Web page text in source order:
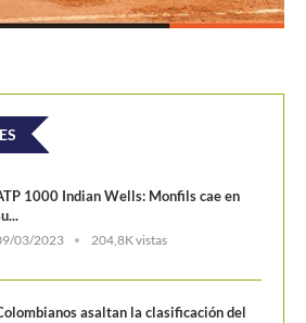
1000 Indian Wells: Monfils cae en